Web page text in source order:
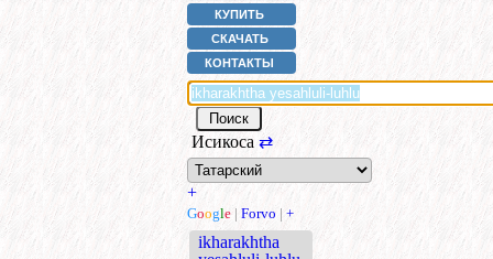
КУПИТЬ
СКАЧАТЬ
КОНТАКТЫ
Исикоса ⇄
+
Google | Forvo | +
ikharakhtha